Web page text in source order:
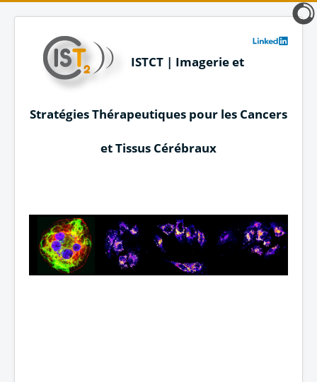
ISTCT | Imagerie et
Stratégies Thérapeutiques pour les Cancers
et Tissus Cérébraux